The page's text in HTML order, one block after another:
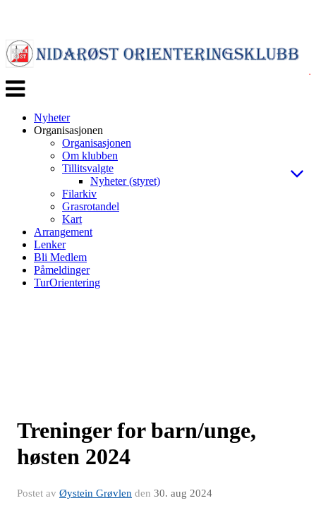
Veksle
navigasjon
Nyheter
Organisasjonen
Organisasjonen
Om klubben
Tillitsvalgte
Nyheter (styret)
Filarkiv
Grasrotandel
Kart
Arrangement
Lenker
Bli Medlem
Påmeldinger
TurOrientering
Treninger for barn/unge,
høsten 2024
Postet av Øystein Grøvlen den 30. aug 2024